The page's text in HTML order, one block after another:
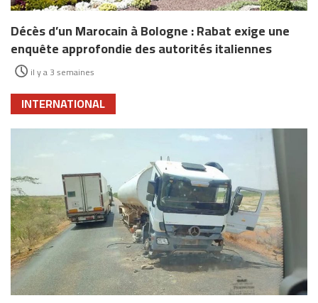
Décès d’un Marocain à Bologne : Rabat exige une
enquête approfondie des autorités italiennes
il y a 3 semaines
INTERNATIONAL